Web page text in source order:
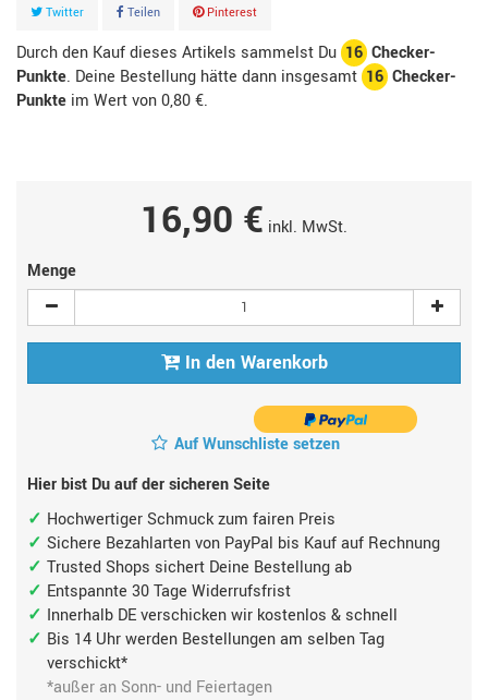
Twitter Teilen Pinterest
Durch den Kauf dieses Artikels sammelst Du 16 Checker-
Punkte. Deine Bestellung hätte dann insgesamt 16 Checker-
Punkte im Wert von0,80 €.
16,90 € inkl. MwSt.
Menge
In den Warenkorb
Auf Wunschliste setzen
Hier bist Du auf der sicheren Seite
Hochwertiger Schmuck zum fairen Preis
Sichere Bezahlarten von PayPal bis Kauf auf Rechnung
Trusted Shops sichert Deine Bestellung ab
Entspannte 30 Tage Widerrufsfrist
Innerhalb DE verschicken wir kostenlos & schnell
Bis 14 Uhr werden Bestellungen am selben Tag
verschickt*
*außer an Sonn- und Feiertagen